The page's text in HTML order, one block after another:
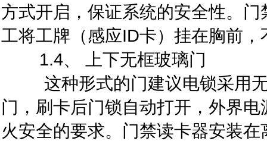
方式开启，保证系统的安全性。
工将工牌（感应ID卡）挂在胸前
1.4、 上下无框玻璃门
这种形式的门建议电锁采用无
门，刷卡后门锁自动打开，外界
火安全的要求。门禁读卡器安装